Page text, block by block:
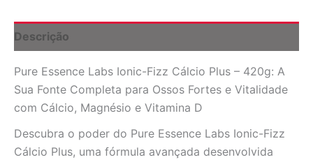
Energia
e
Óssea
Completa
quantidade
Descrição
Pure Essence Labs Ionic-Fizz Cálcio Plus – 420g: A
Sua Fonte Completa para Ossos Fortes e Vitalidade
com Cálcio, Magnésio e Vitamina D
Descubra o poder do Pure Essence Labs Ionic-Fizz
Cálcio Plus, uma fórmula avançada desenvolvida